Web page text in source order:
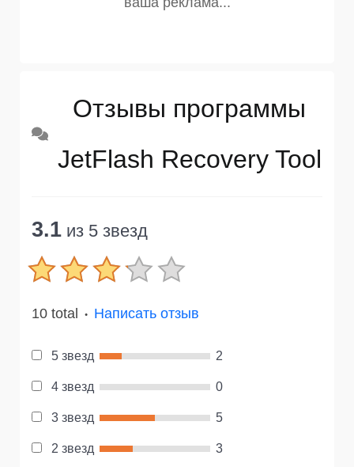
Отзывы программы
JetFlash Recovery Tool
3.1 из 5 звезд
10 total ● Написать отзыв
5 звезд 2
4 звезд 0
3 звезд 5
2 звезд 3